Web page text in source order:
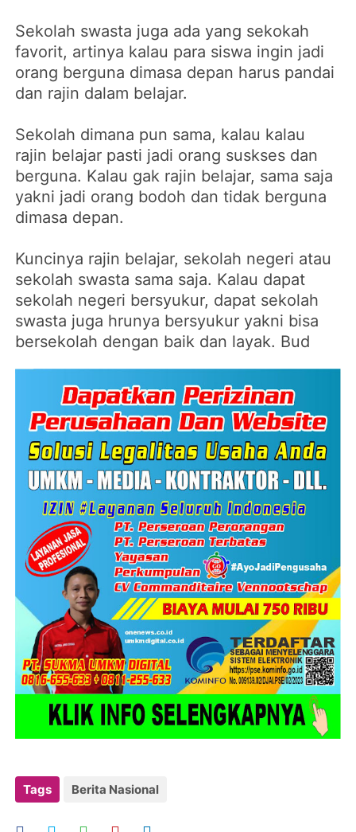
Sekolah swasta juga ada yang sekokah
favorit, artinya kalau para siswa ingin jadi
orang berguna dimasa depan harus pandai
dan rajin dalam belajar.
Sekolah dimana pun sama, kalau kalau
rajin belajar pasti jadi orang suskses dan
berguna. Kalau gak rajin belajar, sama saja
yakni jadi orang bodoh dan tidak berguna
dimasa depan.
Kuncinya rajin belajar, sekolah negeri atau
sekolah swasta sama saja. Kalau dapat
sekolah negeri bersyukur, dapat sekolah
swasta juga hrunya bersyukur yakni bisa
bersekolah dengan baik dan layak. Bud
Tags Berita Nasional